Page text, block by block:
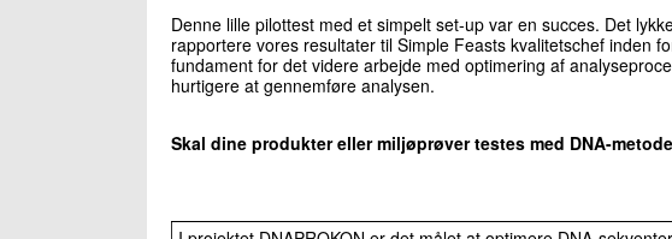
Denne lille pilottest med et simpelt set-up var en succes. Det
rapportere vores resultater til Simple Feasts kvalitetschef inden
fundament for det videre arbejde med optimering af
hurtigere at gennemføre analysen.
Skal dine produkter eller miljøprøver testes med DNA-